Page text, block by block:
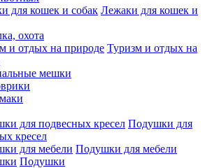
Лежаки для кошек и
охота
Туризм и отдых на
мешки
Подушки для
кресел
Подушки для мебели
Подушки